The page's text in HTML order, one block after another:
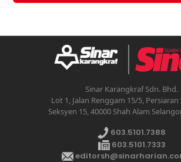
Sinar Karangkraf Sdn. Bhd.
Lot 1, Jalan Renggam 15/5, Persiaran
Seksyen 15, 40000 Shah Alam
603.5101.7388
603.5101.7333